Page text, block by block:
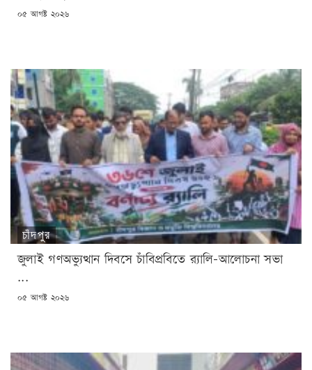
POSTED
০৫ আগষ্ট ২০২৬
চাঁদপুর
জুলাই গণঅভ্যুত্থান দিবসে চাঁবিপ্রবিতে র‍্যালি-আলোচনা সভা
...
POSTED
০৫ আগষ্ট ২০২৬